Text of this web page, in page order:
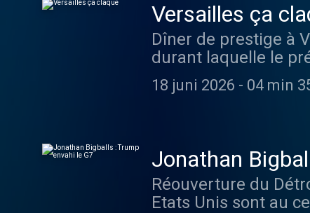
Versailles ça
Dîner de prestige à
durant laquelle le
18 juni 2026 - 04 min
Jonathan
Réouverture du
Etats Unis sont au